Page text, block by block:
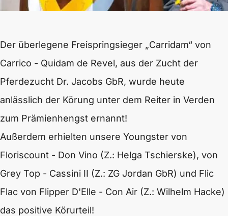
Der überlegene Freispringsieger „Carridam“ von
Carrico - Quidam de Revel, aus der Zucht der
Pferdezucht Dr. Jacobs GbR, wurde heute
anlässlich der Körung unter dem Reiter in Verden
zum Prämienhengst ernannt!
Außerdem erhielten unsere Youngster von
Floriscount - Don Vino (Z.: Helga Tschierske), von
Grey Top - Cassini II (Z.: ZG Jordan GbR) und Flic
Flac von Flipper D'Elle - Con Air (Z.: Wilhelm Hacke)
das positive Körurteil!